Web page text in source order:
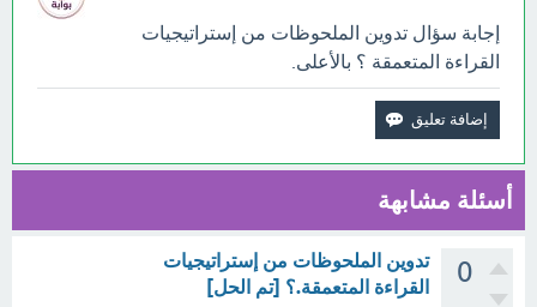
إجابة سؤال تدوين الملحوظات من إستراتيجيات
القراءة المتعمقة ؟ بالأعلى.
أسئلة مشابهة
0
تدوين الملحوظات من إستراتيجيات
القراءة المتعمقة.؟ [تم الحل]